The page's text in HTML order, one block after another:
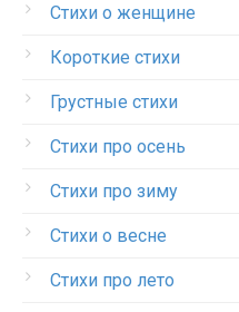
Стихи о женщине
Короткие стихи
Грустные стихи
Стихи про осень
Стихи про зиму
Стихи о весне
Стихи про лето